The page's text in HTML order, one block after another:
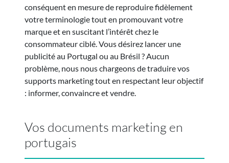
conséquent en mesure de reproduire fidèlement
votre terminologie tout en promouvant votre
marque et en suscitant l’intérêt chez le
consommateur ciblé. Vous désirez lancer une
publicité au Portugal ou au Brésil ? Aucun
problème, nous nous chargeons de traduire vos
supports marketing tout en respectant leur objectif
: informer, convaincre et vendre.
Vos documents marketing en
portugais